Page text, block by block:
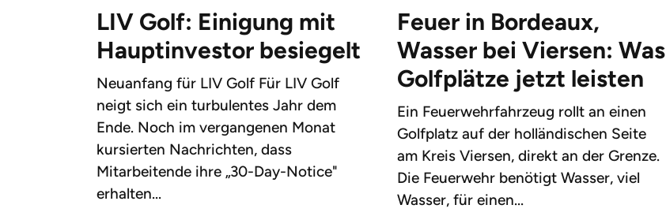
LIV Golf: Einigung mit
Hauptinvestor besiegelt
Neuanfang für LIV Golf Für LIV Golf
neigt sich ein turbulentes Jahr dem
Ende. Noch im vergangenen Monat
kursierten Nachrichten, dass
Mitarbeitende ihre „30-Day-Notice"
erhalten...
Feuer in Bordeaux,
Wasser bei Viersen: Was
Golfplätze jetzt leisten
Ein Feuerwehrfahrzeug rollt an einen
Golfplatz auf der holländischen Seite
am Kreis Viersen, direkt an der Grenze.
Die Feuerwehr benötigt Wasser, viel
Wasser, für einen...